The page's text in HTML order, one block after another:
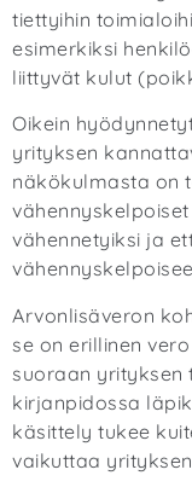
tiettyihin
esimerkiksi
liittyvät kulut
Oikein
yrityksen
näkökulmasta on
vähennetyiksi ja
Arvonlisäveron
se on erillinen
suoraan yrityksen
kirjanpidossa
käsittely tukee
vaikuttaa